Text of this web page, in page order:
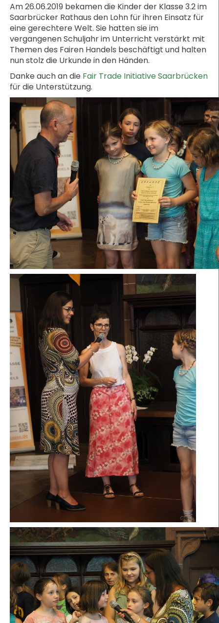
Am 26.06.2019 bekamen die Kinder der Klasse 3.2 im
Saarbrücker Rathaus den Lohn für ihren Einsatz für
eine gerechtere Welt. Sie hatten sie im
vergangenen Schuljahr im Unterricht verstärkt mit
Themen des Fairen Handels beschäftigt und halten
nun stolz die Urkunde in den Händen.
Danke auch an die Fair Trade Initiative Saarbrücken
für die Unterstützung.